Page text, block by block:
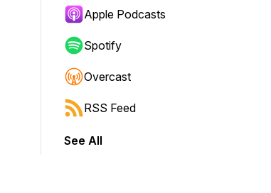
Apple Podcasts
Spotify
Overcast
RSS Feed
See All